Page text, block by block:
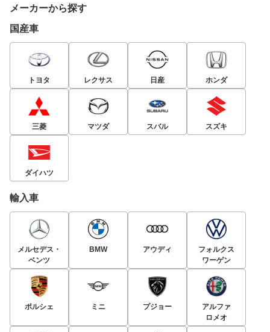
メーカーから探す
国産車
トヨタ レクサス 日産 ホンダ
三菱 マツダ スバル スズキ
ダイハツ
輸入車
メルセデス・
ベンツ
BMW アウディ
フォルクス
ワーゲン
ポルシェ ミニ プジョー
アルファ
ロメオ